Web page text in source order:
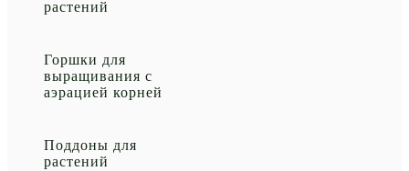
растений
Горшки для
выращивания с
аэрацией корней
Поддоны для
растений